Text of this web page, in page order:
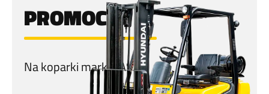
PROMOCJA
Na koparki marki CASE!